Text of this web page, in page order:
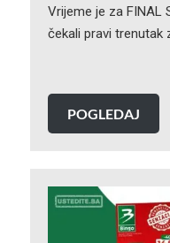
Vrijeme je za FINAL
čekali pravi trenutak
POGLEDAJ